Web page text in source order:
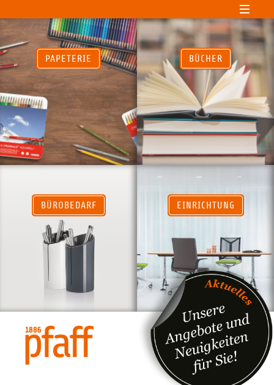
PAPETERIE BÜCHER
BÜROBEDARF EINRICHTUNG